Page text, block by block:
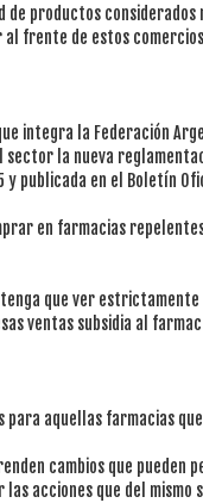
de productos
frente de estos
integra la Federación
la nueva
publicada en el Boletín
en farmacias
que ver
ventas subsidia al
aquellas farmacias
cambios que pueden
acciones que del mismo